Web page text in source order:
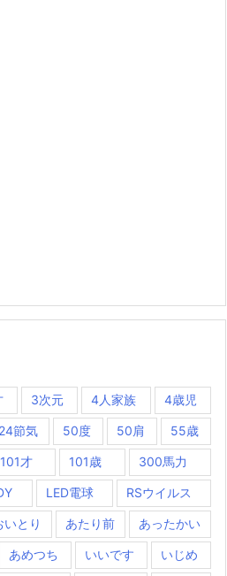
3次元 4人家族 4歳児
24節気 50度 50肩 55歳
101才 101歳 300馬力
LED電球 RSウイルス
いとり あたり前 あったかい
あめつち いいです いじめ